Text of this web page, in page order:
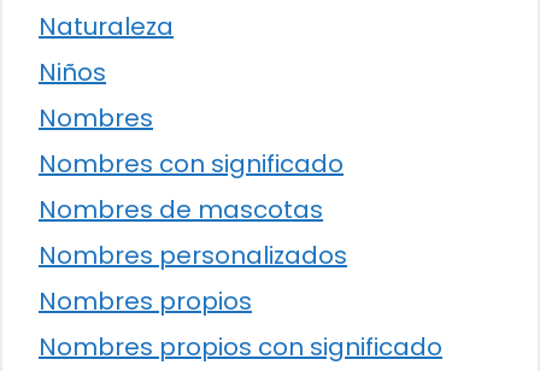
Naturaleza
Niños
Nombres
Nombres con significado
Nombres de mascotas
Nombres personalizados
Nombres propios
Nombres propios con significado